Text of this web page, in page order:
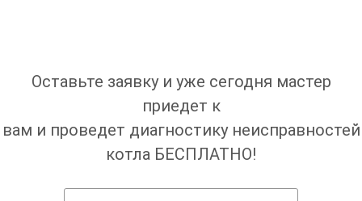
Оставьте заявку и уже сегодня мастер
приедет к
вам и проведет диагностику неисправностей
котла БЕСПЛАТНО!